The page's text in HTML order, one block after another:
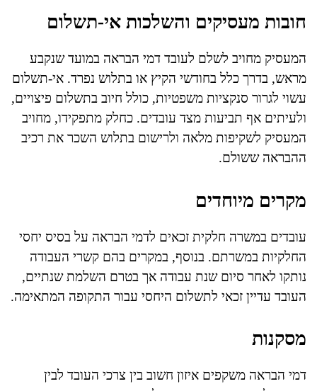
חובות מעסיקים והשלכות אי-תשלום
המעסיק מחויב לשלם לעובד דמי הבראה במועד שנקבע
מראש, בדרך כלל בחודשי הקיץ או בתלוש נפרד. אי-תשלום
עשוי לגרור סנקציות משפטיות, כולל חיוב בתשלום פיצויים,
ולעיתים אף תביעות מצד עובדים. כחלק מתפקידו, מחויב
המעסיק לשקיפות מלאה ולרישום בתלוש השכר את רכיב
ההבראה ששולם.
מקרים מיוחדים
עובדים במשרה חלקית זכאים לדמי הבראה על בסיס יחסי
החלקיות במשרתם. בנוסף, במקרים בהם קשרי העבודה
נותקו לאחר סיום שנת עבודה אך בטרם השלמת שנתיים,
העובד עדיין זכאי לתשלום היחסי עבור התקופה המתאימה.
מסקנות
דמי הבראה משקפים איזון חשוב בין צרכי העובד לבין